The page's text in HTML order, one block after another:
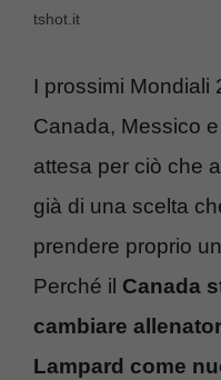
tshot.it
I prossimi Mondiali
Canada, Messico
attesa per ciò che
già di una scelta
prendere proprio
Perché il Canada
cambiare
Lampard come